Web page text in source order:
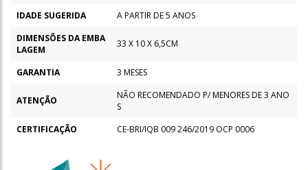
IDADE SUGERIDA
A PARTIR DE 5 ANOS
DIMENSÕES DA EMBA
LAGEM
33 X 10 X 6,5CM
GARANTIA 3 MESES
ATENÇÃO
NÃO RECOMENDADO P/ MENORES DE 3 ANO
S
CERTIFICAÇÃO
CE-BRI/IQB 009 246/2019 OCP 0006